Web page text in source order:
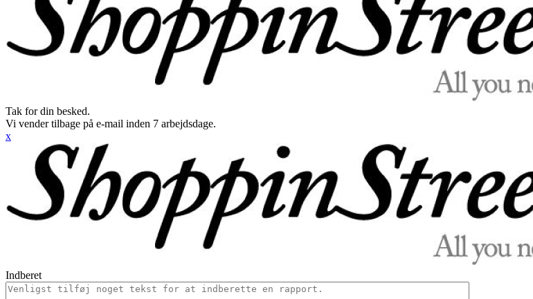
Tak for din besked.
Vi vender tilbage på e-mail inden 7 arbejdsdage.
x
Indberet